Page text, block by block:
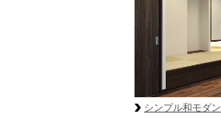
シンプル和モダン